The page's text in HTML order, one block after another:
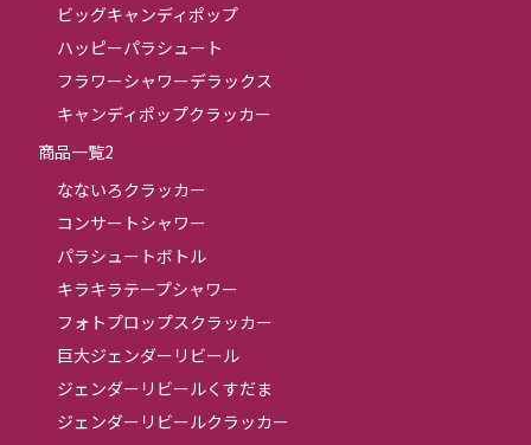
ビッグキャンディポップ
ハッピーパラシュート
フラワーシャワーデラックス
キャンディポップクラッカー
商品一覧2
なないろクラッカー
コンサートシャワー
パラシュートボトル
キラキラテープシャワー
フォトプロップスクラッカー
巨大ジェンダーリビール
ジェンダーリビールくすだま
ジェンダーリビールクラッカー